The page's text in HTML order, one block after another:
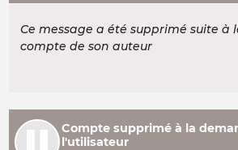
Ce message a été supprimé suite à
compte de son auteur
Compte supprimé à la
l'utilisateur